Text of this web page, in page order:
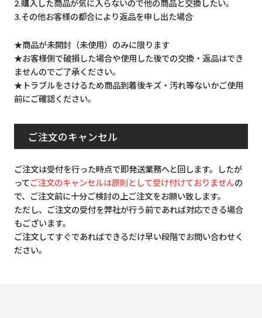
2.購入した商品が気に入らないので他の商品と交換したい。
3.その他お客様の都合により返品を申し出た場合
★商品が未開封（未使用）のみに限ります
★お客様側で破損した場合や使用した後での交換・返品はでき
ませんのでご了承ください。
★トラブルをさけるため商品到着後キズ・汚れ等ないかご使用
前にご確認ください。
ご注文のキャンセル
ご注文は受付を行った時点で即発送業務へと回します。したが
ってご注文のキャンセルは原則として受け付けておりませんの
で、ご注文前に十分ご検討の上ご注文をお願い致します。
ただし、ご注文の受付を弊社が行う前であれば対応できる場合
もございます。
ご注文してすぐであればできるだけ早い段階でお問い合わせく
ださい。